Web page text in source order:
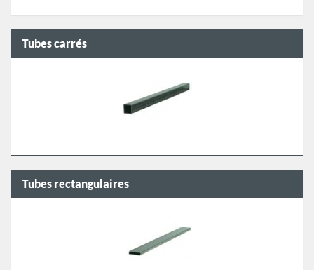
Tubes carrés
Tubes rectangulaires